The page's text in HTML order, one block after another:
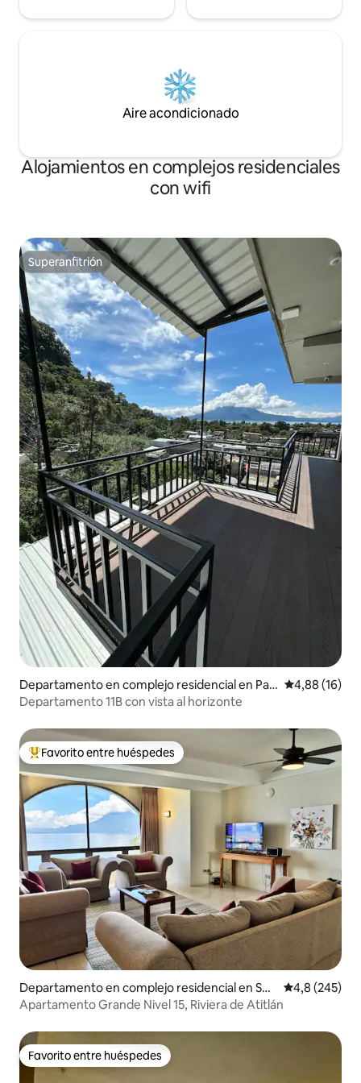
Aire acondicionado
Alojamientos en complejos residenciales
con wifi
Superanfitrión
Superanfitrión
Departamento en complejo residencial en Pan
ajachel
Calificación
4,88 (16)
Departamento 11B con vista al horizonte
Favorito entre los huéspedes más destacados
Favorito entre huéspedes
Departamento en complejo residencial en Sol
olá
Calificación
4,8 (245)
Apartamento Grande Nivel 15, Riviera de Atitlán
Favorito entre huéspedes
Favorito entre huéspedes